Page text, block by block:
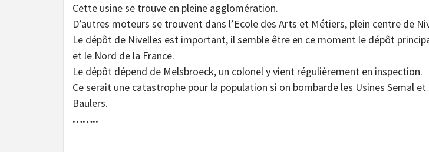
Cette usine se trouve en pleine agglomération.
D’autres moteurs se trouvent dans l’Ecole des Arts et Métiers, plein centre de
Le dépôt de Nivelles est important, il semble être en ce moment le dépôt
et le Nord de la France.
Le dépôt dépend de Melsbroeck, un colonel y vient régulièrement en inspection.
Ce serait une catastrophe pour la population si on bombarde les Usines Semal
Baulers.
……..